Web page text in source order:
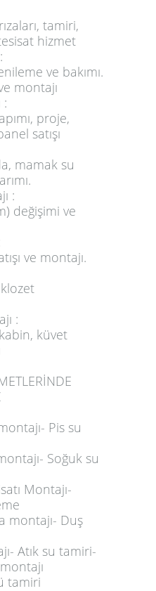
tamiri,
hizmet
ve bakımı.
montajı
:
proje,
satışı
mamak su
:
değişimi ve
ve montajı.
:
küvet
Pis su
Soğuk su
Montajı-
montajı- Duş
Atık su tamiri-
tamiri